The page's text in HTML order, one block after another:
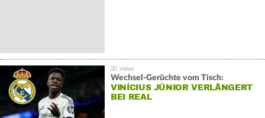
Wechsel-Gerüchte vom Tisch:
VINÍCIUS JÚNIOR VERLÄNGERT
BEI REAL